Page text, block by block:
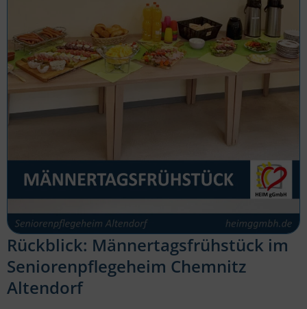
Rückblick: Männertagsfrühstück im
Seniorenpflegeheim Chemnitz
Altendorf